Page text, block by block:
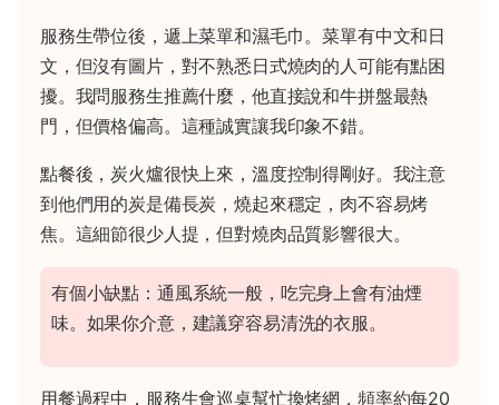
服務生帶位後，遞上菜單和濕毛巾。菜單有中文和日
文，但沒有圖片，對不熟悉日式燒肉的人可能有點困
擾。我問服務生推薦什麼，他直接說和牛拼盤最熱
門，但價格偏高。這種誠實讓我印象不錯。
點餐後，炭火爐很快上來，溫度控制得剛好。我注意
到他們用的炭是備長炭，燒起來穩定，肉不容易烤
焦。這細節很少人提，但對燒肉品質影響很大。
有個小缺點：通風系統一般，吃完身上會有油煙
味。如果你介意，建議穿容易清洗的衣服。
用餐過程中，服務生會巡桌幫忙換烤網，頻率約每20